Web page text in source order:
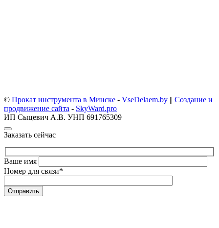
© Прокат инструмента в Минске - VseDelaem.by || Создание и
продвижение сайта - SkyWard.pro
ИП Сыцевич А.В. УНП 691765309
Заказать сейчас
Ваше имя
Номер для связи*